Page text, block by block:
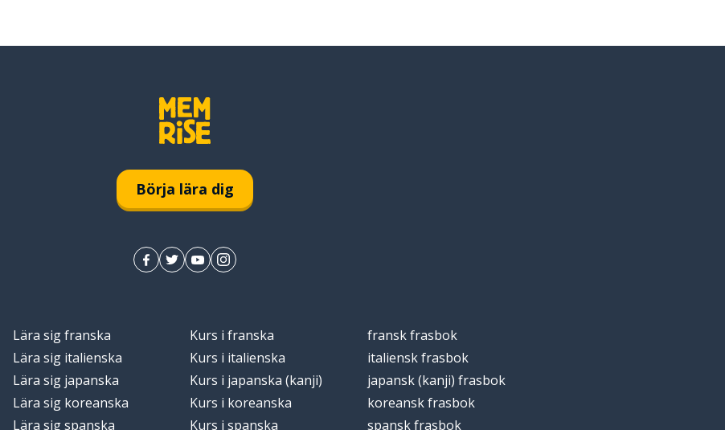
Börja lära dig
Lära sig franska
Lära sig italienska
Lära sig japanska
Lära sig koreanska
Lära sig spanska
Kurs i franska
Kurs i italienska
Kurs i japanska (kanji)
Kurs i koreanska
Kurs i spanska
fransk frasbok
italiensk frasbok
japansk (kanji) frasbok
koreansk frasbok
spansk frasbok